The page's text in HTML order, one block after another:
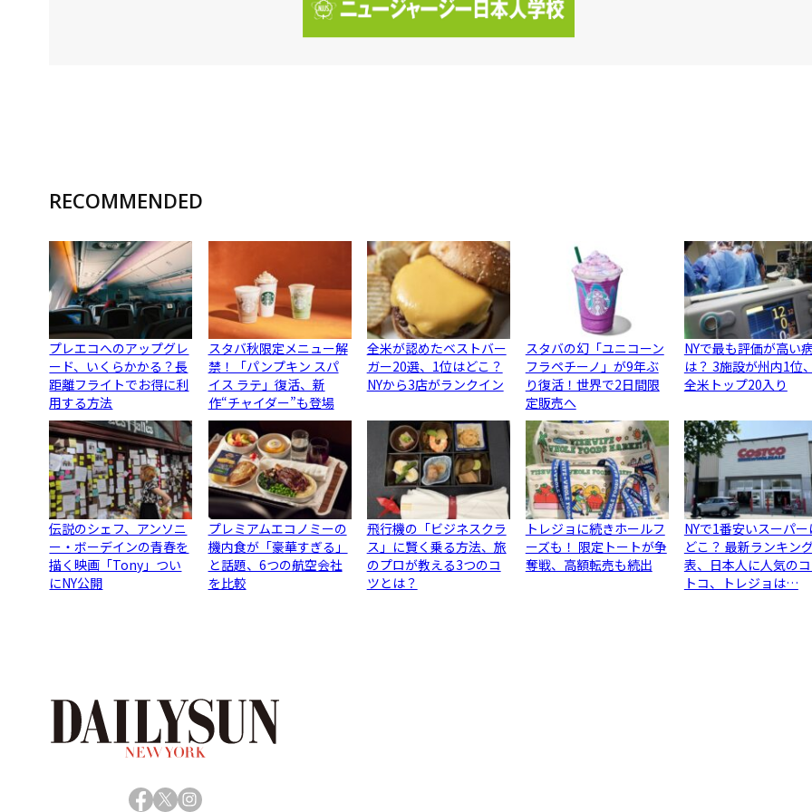
RECOMMENDED
プレエコへのアップグレ
ード、いくらかかる？長
距離フライトでお得に利
用する方法
スタバ秋限定メニュー解
禁！「パンプキン スパ
イス ラテ」復活、新
作“チャイダー”も登場
全米が認めたベストバー
ガー20選、1位はどこ？
NYから3店がランクイン
スタバの幻「ユニコーン
フラペチーノ」が9年ぶ
り復活！世界で2日間限
定販売へ
NYで最も評価が高い
は？ 3施設が州内1位
全米トップ20入り
伝説のシェフ、アンソニ
ー・ボーデインの青春を
描く映画「Tony」つい
にNY公開
プレミアムエコノミーの
機内食が「豪華すぎる」
と話題、6つの航空会社
を比較
飛行機の「ビジネスクラ
ス」に賢く乗る方法、旅
のプロが教える3つのコ
ツとは？
トレジョに続きホールフ
ーズも！ 限定トートが争
奪戦、高額転売も続出
NYで1番安いスーパー
どこ？ 最新ランキン
表、日本人に人気の
トコ、トレジョは…
Facebook
X Instagram